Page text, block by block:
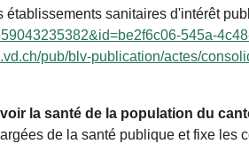
sanitaires d'intérêt
545a-
pub/blv-publication/actes/
la santé de la population du
de la santé publique et fixe les